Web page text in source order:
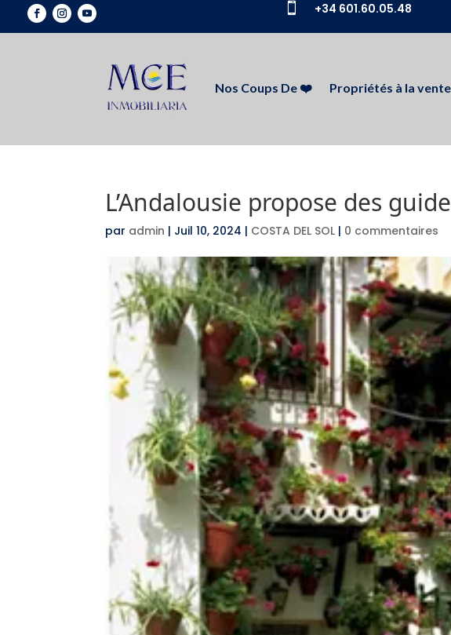
 +34 601.60.05.48
Nos Coups De ❤️ Propriétés à la vente
L’Andalousie propose des
par admin | Juil 10, 2024 | COSTA DEL SOL | 0 commentaires